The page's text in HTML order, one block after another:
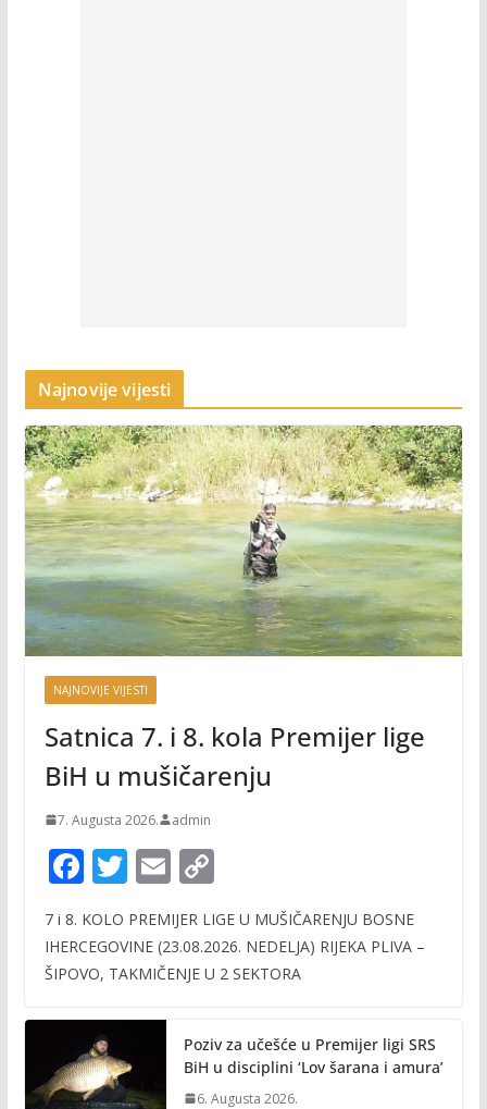
Najnovije vijesti
NAJNOVIJE VIJESTI
Satnica 7. i 8. kola Premijer lige
BiH u mušičarenju
7. Augusta 2026. admin
F
ac
e
b
o
k
T
w
itt
er
E
m
ai
l
C
p
y
n
k
7 i 8. KOLO PREMIJER LIGE U MUŠIČARENJU BOSNE
IHERCEGOVINE (23.08.2026. NEDELJA) RIJEKA PLIVA –
ŠIPOVO, TAKMIČENJE U 2 SEKTORA
Poziv za učešće u Premijer ligi SRS
BiH u disciplini ‘Lov šarana i amura’
6. Augusta 2026.